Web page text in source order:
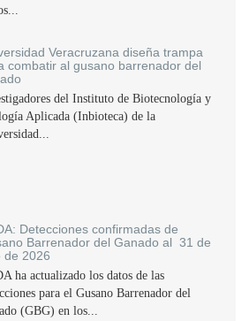
Veracruzana diseña trampa
combatir al gusano barrenador del
del Instituto de Biotecnología y
Aplicada (Inbioteca) de la
Detecciones confirmadas de
Barrenador del Ganado al 31 de
de 2026
ha actualizado los datos de las
para el Gusano Barrenador del
(GBG) en los...